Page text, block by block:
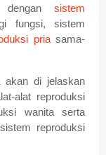
dengan sistem
fungsi, sistem
priasama-
akan di jelaskan
alat reproduksi
wanita serta
reproduksi